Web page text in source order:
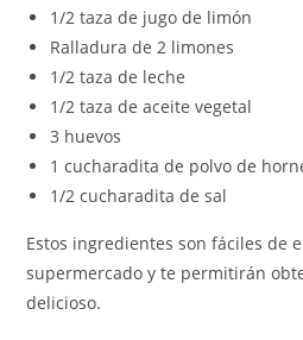
1/2 taza de jugo de limón
Ralladura de 2 limones
1/2 taza de leche
1/2 taza de aceite vegetal
3 huevos
1 cucharadita de polvo de
1/2 cucharadita de sal
Estos ingredientes son fáciles de
supermercado y te permitirán
delicioso.